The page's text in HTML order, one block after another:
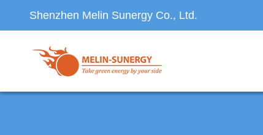
Shenzhen Melin Sunergy Co., Ltd.